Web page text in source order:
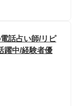
話占い師/リピ
躍中/経験者優